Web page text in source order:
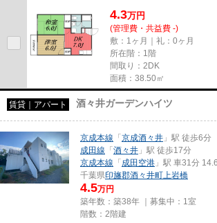
4.3万円
(管理費・共益費 -)
敷：1ヶ月｜礼：0ヶ月
所在階：1階
間取り：2DK
面積：38.50㎡
賃貸｜アパート 酒々井ガーデンハイツ
京成本線 「京成酒々井 」駅 徒歩6分
成田線 「酒々井 」駅 徒歩17分
京成本線 「成田空港 」駅 車31分
千葉県印旛郡酒々井町 上岩橋
4.5万円
築年数：築38年 ｜募集中： 1室
階数：2階建